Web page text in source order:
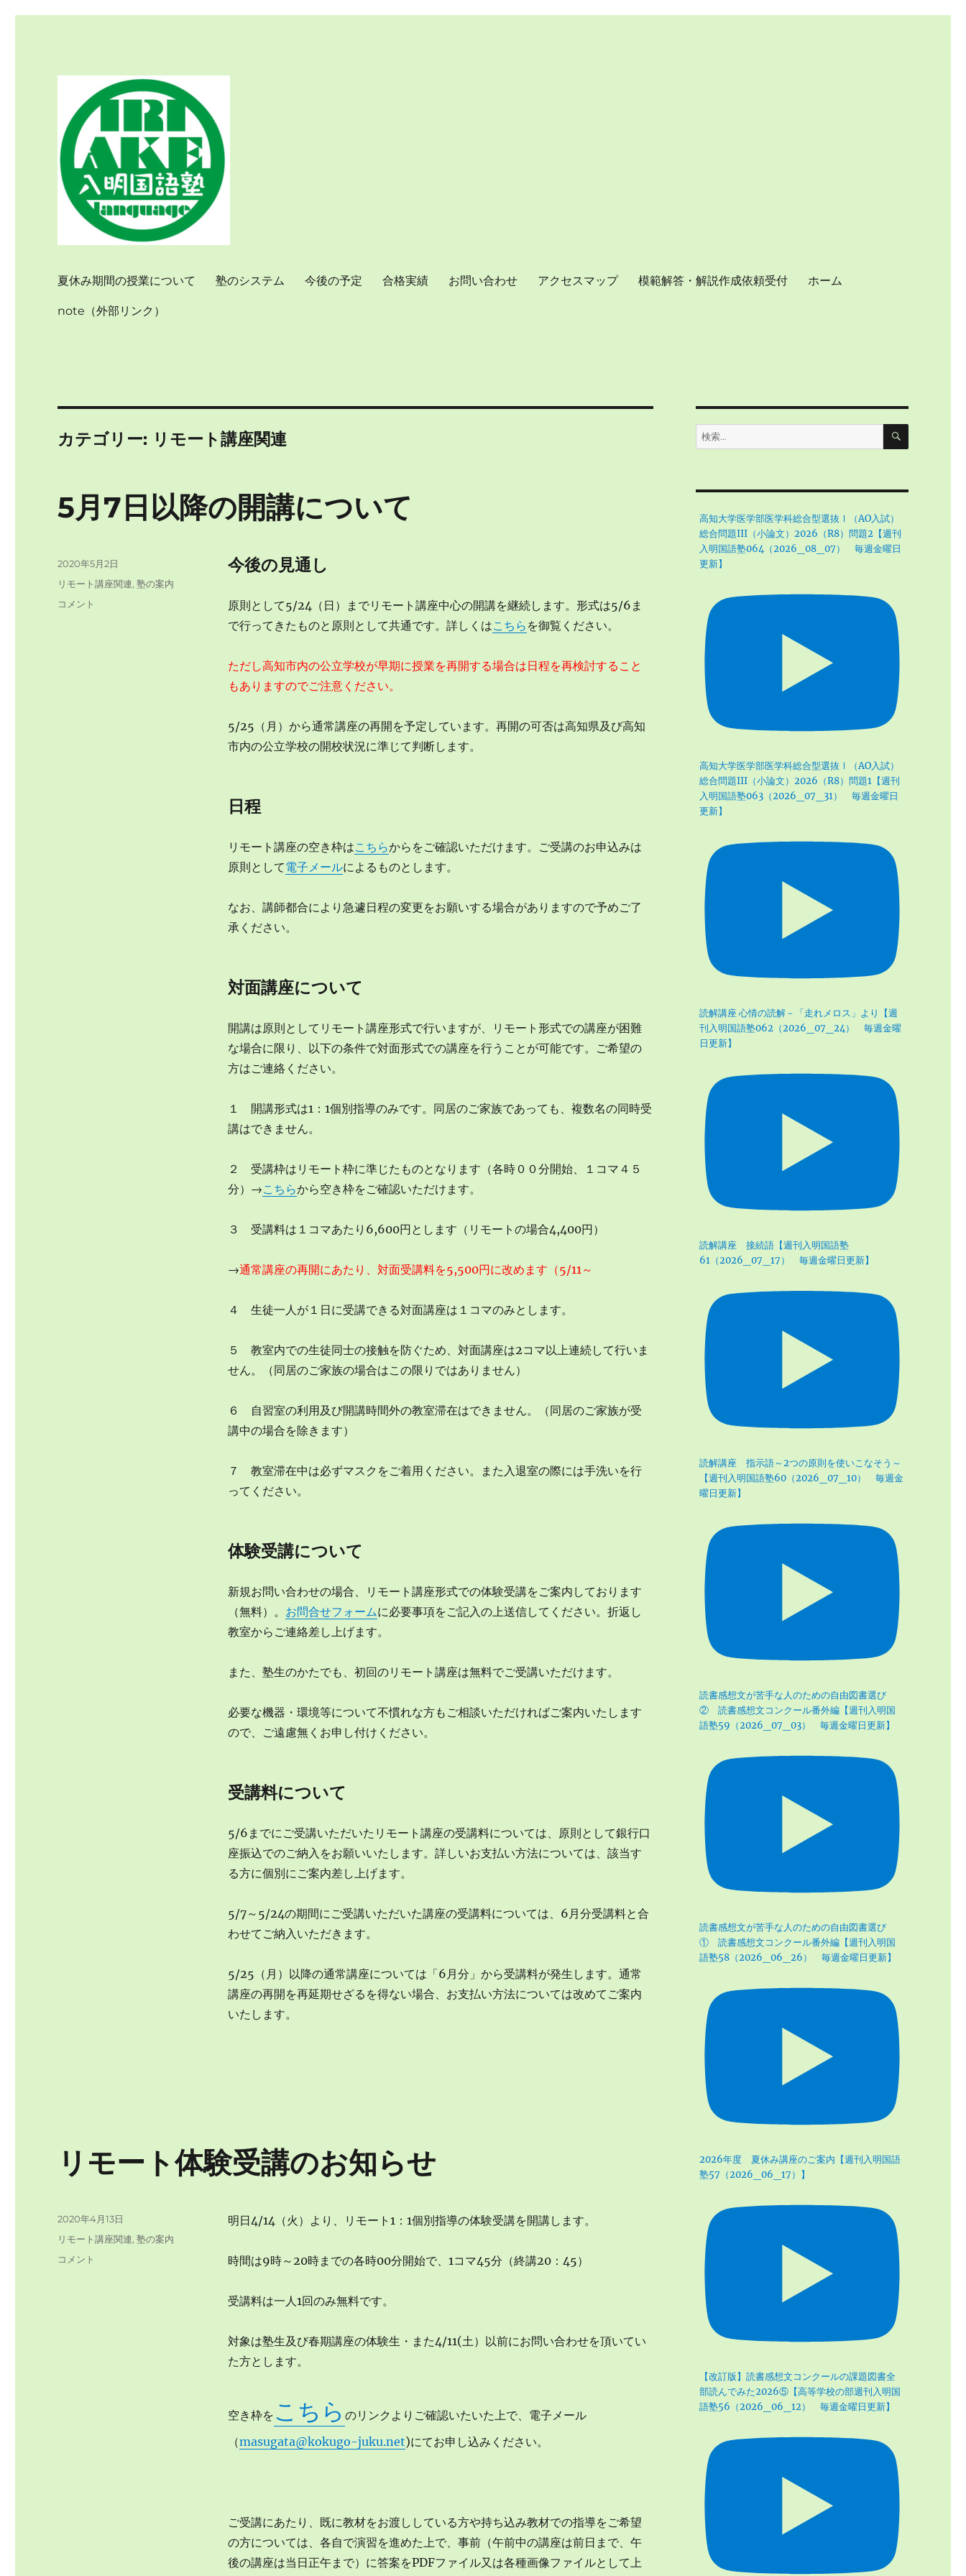
夏休み期間の授業について 塾のシステム 今後の予定 合格実績 お問い合わせ アクセスマップ 模範解答・解説作成依頼受付 ホーム
note（外部リンク）
カテゴリー: リモート講座関連
5月7日以降の開講について
今後の見通し
原則として5/24（日）までリモート講座中心の開講を継続します。形式は5/6ま
で行ってきたものと原則として共通です。詳しくはこちら を御覧ください。
ただし高知市内の公立学校が早期に授業を再開する場合は日程を再検討すること
もありますのでご注意ください。
5/25（月）から通常講座の再開を予定しています。再開の可否は高知県及び高知
市内の公立学校の開校状況に準じて判断します。
日程
リモート講座の空き枠はこちらからをご確認いただけます。ご受講のお申込みは
原則として電子メールによるものとします。
なお、講師都合により急遽日程の変更をお願いする場合がありますので予めご了
承ください。
対面講座について
開講は原則としてリモート講座形式で行いますが、リモート形式での講座が困難
な場合に限り、以下の条件で対面形式での講座を行うことが可能です。ご希望の
方はご連絡ください。
１ 開講形式は1：1個別指導のみです。同居のご家族であっても、複数名の同時受
講はできません。
２ 受講枠はリモート枠に準じたものとなります（各時００分開始、１コマ４５
分）→こちらから空き枠をご確認いただけます。
３ 受講料は１コマあたり6,600円とします（リモートの場合4,400円）
→通常講座の再開にあたり、対面受講料を5,500円に改めます（5/11～
４ 生徒一人が１日に受講できる対面講座は１コマのみとします。
５ 教室内での生徒同士の接触を防ぐため、対面講座は2コマ以上連続して行いま
せん。（同居のご家族の場合はこの限りではありません）
６ 自習室の利用及び開講時間外の教室滞在はできません。（同居のご家族が受
講中の場合を除きます）
７ 教室滞在中は必ずマスクをご着用ください。また入退室の際には手洗いを行
ってください。
体験受講について
新規お問い合わせの場合、リモート講座形式での体験受講をご案内しております
（無料）。 お問合せフォームに必要事項をご記入の上送信してください。折返し
教室からご連絡差し上げます。
また、塾生のかたでも、初回のリモート講座は無料でご受講いただけます。
必要な機器・環境等について不慣れな方もご相談いただければご案内いたします
ので、ご遠慮無くお申し付けください。
受講料について
5/6までにご受講いただいたリモート講座の受講料については、原則として銀行口
座振込でのご納入をお願いいたします。詳しいお支払い方法については、該当す
る方に個別にご案内差し上げます。
5/7～5/24の期間にご受講いただいた講座の受講料については、6月分受講料と合
わせてご納入いただきます。
5/25（月）以降の通常講座については「6月分」から受講料が発生します。通常
講座の再開を再延期せざるを得ない場合、お支払い方法については改めてご案内
いたします。
投
稿
2020年5月2日
カ
リモート講座関連,塾の案内
5
コメント
リモート体験受講のお知らせ
明日4/14（火）より、リモート1：1個別指導の体験受講を開講します。
時間は9時～20時までの各時00分開始で、1コマ45分（終講20：45）
受講料は一人1回のみ無料です。
対象は塾生及び春期講座の体験生・また4/11(土）以前にお問い合わせを頂いてい
た方とします。
空き枠を こちら のリンクよりご確認いたいた上で、電子メール
（masugata@kokugo-juku.net)にてお申し込みください。
ご受講にあたり、既に教材をお渡ししている方や持ち込み教材での指導をご希望
の方については、各自で演習を進めた上で、事前（午前中の講座は前日まで、午
後の講座は当日正午まで）に答案をPDFファイル又は各種画像ファイルとして上
投
稿
2020年4月13日
カ
リモート講座関連,塾の案内
リ
コメント
検
索:
検
高知大学医学部医学科総合型選抜Ⅰ（AO入試）
総合問題III（小論文）2026（R8）問題2【週刊
入明国語塾064（2026_08_07） 毎週金曜日
更新】
高知大学医学部医学科総合型選抜Ⅰ（AO入試）
総合問題III（小論文）2026（R8）問題1【週刊
入明国語塾063（2026_07_31） 毎週金曜日
更新】
読解講座 心情の読解－「走れメロス」より【週
刊入明国語塾062（2026_07_24） 毎週金曜
日更新】
読解講座 接続語【週刊入明国語塾
61（2026_07_17） 毎週金曜日更新】
読解講座 指示語～2つの原則を使いこなそう～
【週刊入明国語塾60（2026_07_10） 毎週金
曜日更新】
読書感想文が苦手な人のための自由図書選び
② 読書感想文コンクール番外編【週刊入明国
語塾59（2026_07_03） 毎週金曜日更新】
読書感想文が苦手な人のための自由図書選び
① 読書感想文コンクール番外編【週刊入明国
語塾58（2026_06_26） 毎週金曜日更新】
2026年度 夏休み講座のご案内【週刊入明国語
塾57（2026_06_17）】
【改訂版】読書感想文コンクールの課題図書全
部読んでみた2026⑤【高等学校の部週刊入明国
語塾56（2026_06_12） 毎週金曜日更新】